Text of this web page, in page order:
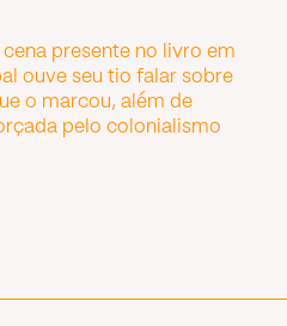
presente no livro em
ouve seu tio falar sobre
o marcou, além de
pelo colonialismo